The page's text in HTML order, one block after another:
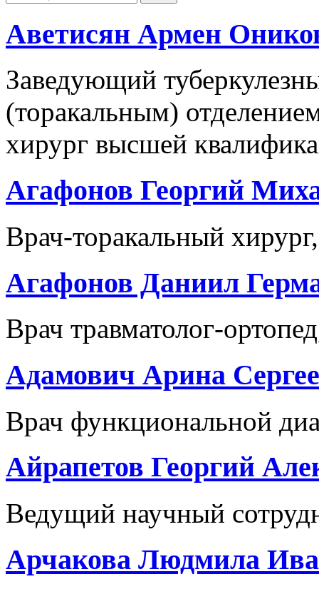
Аветисян Армен
Заведующий
(торакальным)
хирург высшей
Агафонов Георгий
Врач-торакальный
Агафонов Даниил
Врач травматолог-
Адамович Арина
Врач функциональной
Айрапетов Георгий
Ведущий научный
Арчакова Людмила